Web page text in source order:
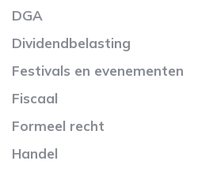
DGA
Dividendbelasting
Festivals en evenementen
Fiscaal
Formeel recht
Handel